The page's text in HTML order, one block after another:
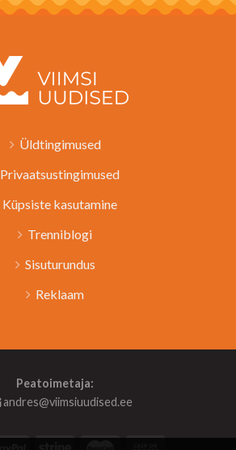
Üldtingimused
Privaatsustingimused
Küpsiste kasutamine
Trenniblogi
Sisuturundus
Reklaam
Peatoimetaja:
andres@viimsiuudised.ee